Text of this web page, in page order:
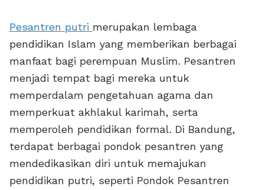
Pesantren putri merupakan lembaga
pendidikan Islam yang memberikan berbagai
manfaat bagi perempuan Muslim. Pesantren
menjadi tempat bagi mereka untuk
memperdalam pengetahuan agama dan
memperkuat akhlakul karimah, serta
memperoleh pendidikan formal. Di Bandung,
terdapat berbagai pondok pesantren yang
mendedikasikan diri untuk memajukan
pendidikan putri, seperti Pondok Pesantren